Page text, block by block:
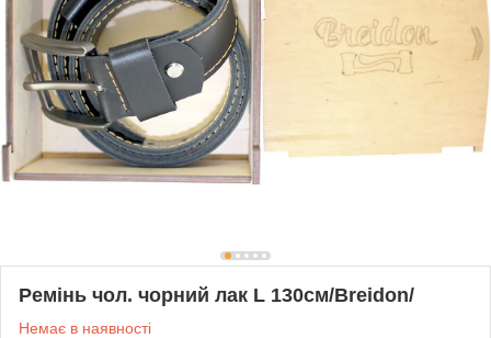
Ремінь чол. чорний лак L 130см/Breidon/
Немає в наявності